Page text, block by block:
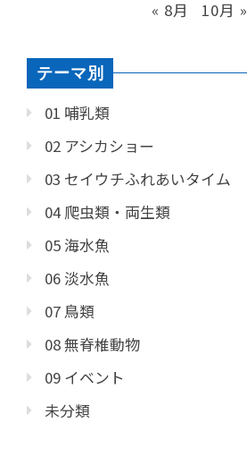
« 8月 10月 »
テーマ別
01 哺乳類
02 アシカショー
03 セイウチふれあいタイム
04 爬虫類・両生類
05 海水魚
06 淡水魚
07 鳥類
08 無脊椎動物
09 イベント
未分類